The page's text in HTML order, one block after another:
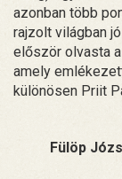
azonban több
rajzolt világban
először olvasta
amely
különösen Priit
Fülöp